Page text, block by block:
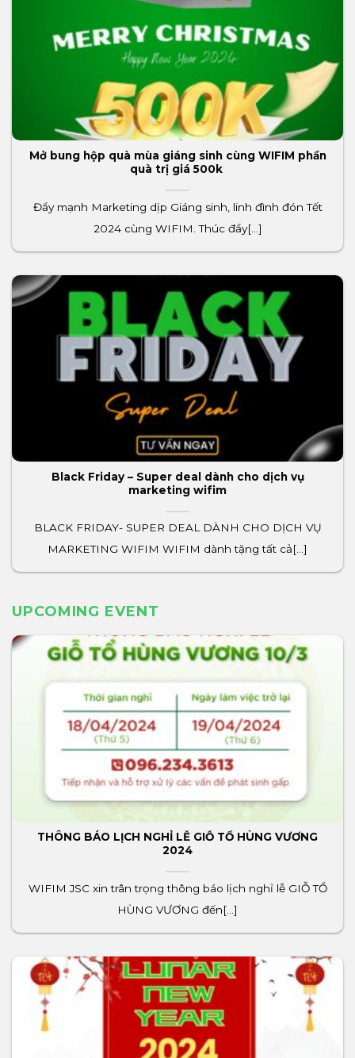
Mở bung hộp quà mùa giáng sinh cùng WIFIM phần
quà trị giá 500k
Đẩy mạnh Marketing dịp Giáng sinh, linh đình đón Tết
2024 cùng WIFIM. Thúc đẩy[...]
Black Friday – Super deal dành cho dịch vụ
marketing wifim
BLACK FRIDAY- SUPER DEAL DÀNH CHO DỊCH VỤ
MARKETING WIFIM WIFIM dành tặng tất cả[...]
UPCOMING EVENT
THÔNG BÁO LỊCH NGHỈ LỄ GIỖ TỔ HÙNG VƯƠNG
2024
WIFIM JSC xin trân trọng thông báo lịch nghỉ lễ GIỖ TỔ
HÙNG VƯƠNG đến[...]